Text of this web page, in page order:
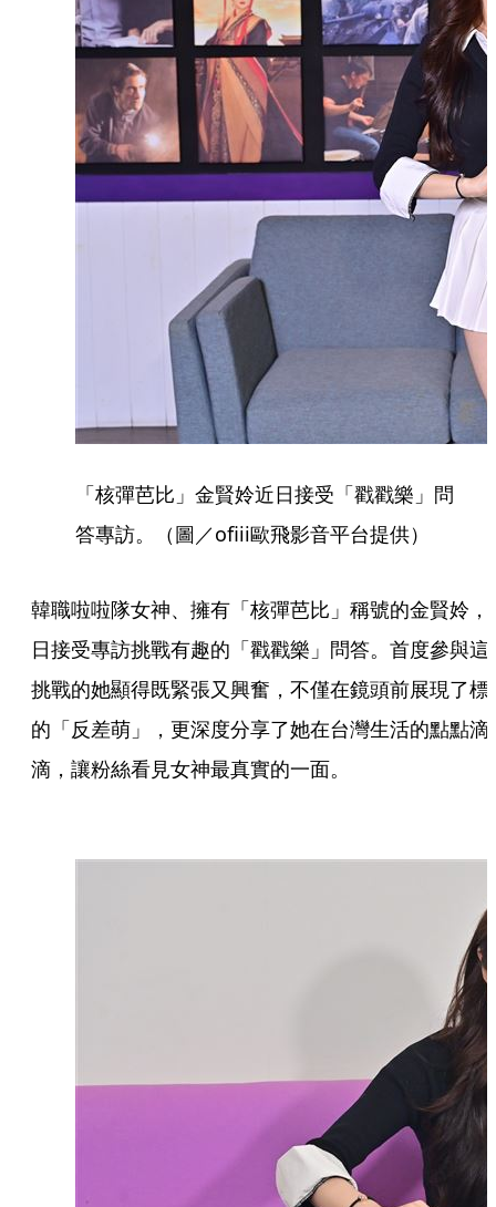
「核彈芭比」金賢姈近日接受「戳戳樂」問
答專訪。（圖／ofiii歐飛影音平台提供）
韓職啦啦隊女神、擁有「核彈芭比」稱號的金賢姈，
日接受專訪挑戰有趣的「戳戳樂」問答。首度參與這
挑戰的她顯得既緊張又興奮，不僅在鏡頭前展現了標
的「反差萌」，更深度分享了她在台灣生活的點點滴
滴，讓粉絲看見女神最真實的一面。